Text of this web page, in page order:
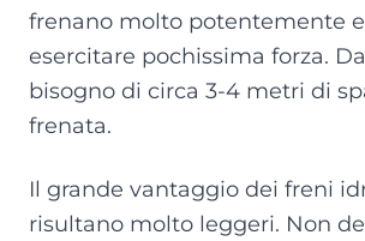
frenano molto potentemente
esercitare pochissima forza.
bisogno di circa 3-4 metri di
frenata.
Il grande vantaggio dei freni
risultano molto leggeri. Non